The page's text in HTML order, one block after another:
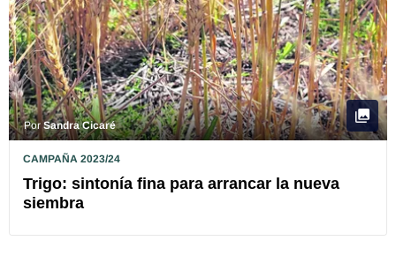
PorSandra Cicaré
CAMPAÑA 2023/24
Trigo: sintonía fina para arrancar la nueva
siembra